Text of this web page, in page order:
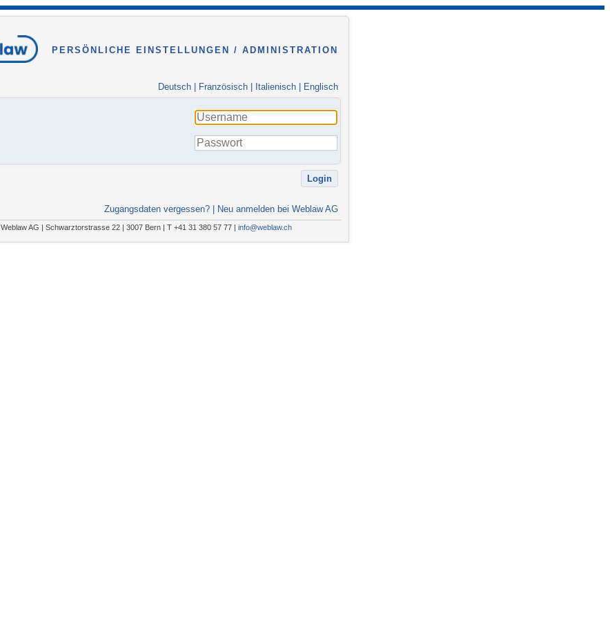
PERSÖNLICHE EINSTELLUNGEN / ADMINISTRATION
Deutsch| Französisch| Italienisch| Englisch
Zugangsdaten vergessen?| Neu anmelden bei Weblaw AG
Weblaw AG | Schwarztorstrasse 22 | 3007 Bern | T +41 31 380 57 77 | info@weblaw.ch